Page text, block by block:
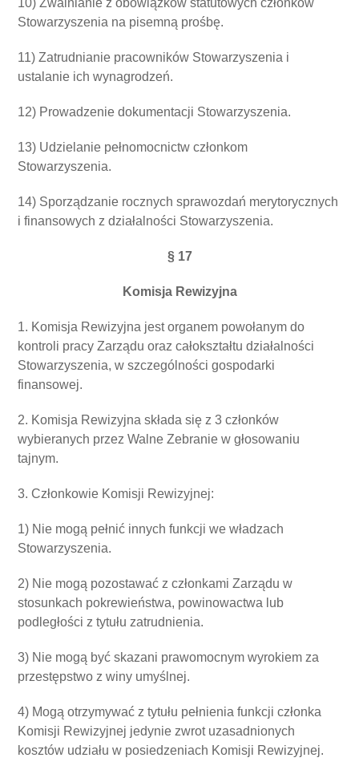
10) Zwalnianie z obowiązków statutowych członków
Stowarzyszenia na pisemną prośbę.
11) Zatrudnianie pracowników Stowarzyszenia i
ustalanie ich wynagrodzeń.
12) Prowadzenie dokumentacji Stowarzyszenia.
13) Udzielanie pełnomocnictw członkom
Stowarzyszenia.
14) Sporządzanie rocznych sprawozdań merytorycznych
i finansowych z działalności Stowarzyszenia.
§ 17
Komisja Rewizyjna
1. Komisja Rewizyjna jest organem powołanym do
kontroli pracy Zarządu oraz całokształtu działalności
Stowarzyszenia, w szczególności gospodarki
finansowej.
2. Komisja Rewizyjna składa się z 3 członków
wybieranych przez Walne Zebranie w głosowaniu
tajnym.
3. Członkowie Komisji Rewizyjnej:
1) Nie mogą pełnić innych funkcji we władzach
Stowarzyszenia.
2) Nie mogą pozostawać z członkami Zarządu w
stosunkach pokrewieństwa, powinowactwa lub
podległości z tytułu zatrudnienia.
3) Nie mogą być skazani prawomocnym wyrokiem za
przestępstwo z winy umyślnej.
4) Mogą otrzymywać z tytułu pełnienia funkcji członka
Komisji Rewizyjnej jedynie zwrot uzasadnionych
kosztów udziału w posiedzeniach Komisji Rewizyjnej.